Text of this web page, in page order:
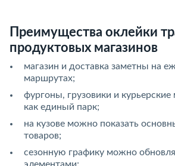
Преимущества оклейки
продуктовых магазинов
магазин и доставка заметны на
маршрутах;
фургоны, грузовики и
как единый парк;
на кузове можно показать
товаров;
сезонную графику можно